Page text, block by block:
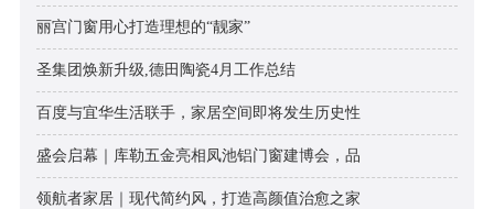
丽宫门窗用心打造理想的“靓家”
圣集团焕新升级,德田陶瓷4月工作总结
百度与宜华生活联手，家居空间即将发生历史性
盛会启幕｜库勒五金亮相凤池铝门窗建博会，品
领航者家居｜现代简约风，打造高颜值治愈之家